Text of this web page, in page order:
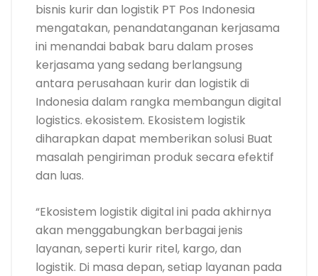
bisnis kurir dan logistik PT Pos Indonesia
mengatakan, penandatanganan kerjasama
ini menandai babak baru dalam proses
kerjasama yang sedang berlangsung
antara perusahaan kurir dan logistik di
Indonesia dalam rangka membangun digital
logistics. ekosistem. Ekosistem logistik
diharapkan dapat memberikan solusi Buat
masalah pengiriman produk secara efektif
dan luas.
“Ekosistem logistik digital ini pada akhirnya
akan menggabungkan berbagai jenis
layanan, seperti kurir ritel, kargo, dan
logistik. Di masa depan, setiap layanan pada